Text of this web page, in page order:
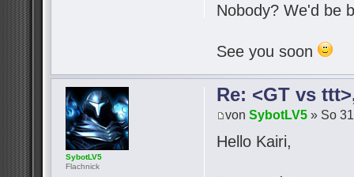
Nobody? We'd be
See you soon
Re: <GT vs
vonSybotLV5 » So
Hello Kairi,
SybotLV5
Flachnick